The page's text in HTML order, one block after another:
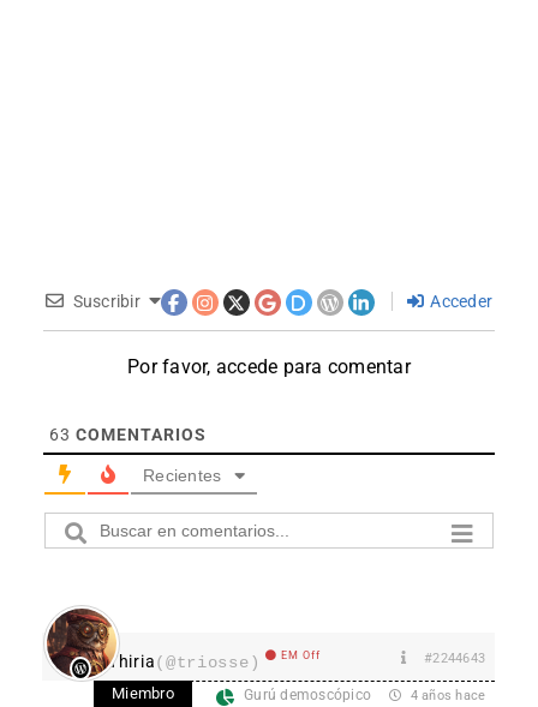
Suscribir Acceder
Por favor, accede para comentar
63 COMENTARIOS
Recientes
Thiria(@triosse) EM Off #2244643
Miembro Gurú demoscópico 4 años hace